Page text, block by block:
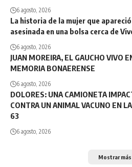
6 agosto, 2026
La historia de la mujer que apareció
asesinada en una bolsa cerca de
6 agosto, 2026
JUAN MOREIRA, EL GAUCHO VIVO
MEMORIA BONAERENSE
6 agosto, 2026
DOLORES: UNA CAMIONETA
CONTRA UN ANIMAL VACUNO EN
63
6 agosto, 2026
Mostrar más